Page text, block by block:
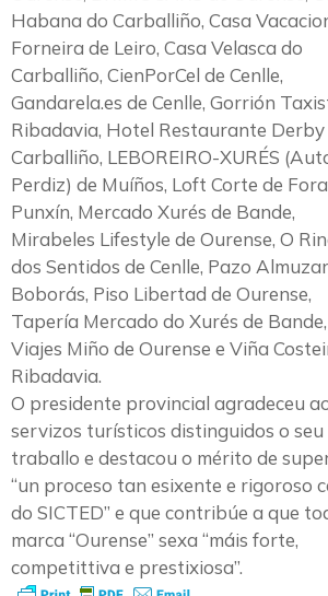
Habana do Carballiño, Casa
Forneira de Leiro, Casa Velasca do
Carballiño, CienPorCel de Cenlle,
Gandarela.es de Cenlle, Gorrión
Ribadavia, Hotel Restaurante Derby
Carballiño, LEBOREIRO-XURÉS
Perdiz) de Muíños, Loft Corte de
Punxín, Mercado Xurés de Bande,
Mirabeles Lifestyle de Ourense, O
dos Sentidos de Cenlle, Pazo
Boborás, Piso Libertad de Ourense,
Tapería Mercado do Xurés de Bande,
Viajes Miño de Ourense e Viña
Ribadavia.
O presidente provincial agradeceu
servizos turísticos distinguidos o seu
traballo e destacou o mérito de
“un proceso tan esixente e rigoroso
do SICTED” e que contribúe a que
marca “Ourense” sexa “máis forte,
competittiva e prestixiosa”.